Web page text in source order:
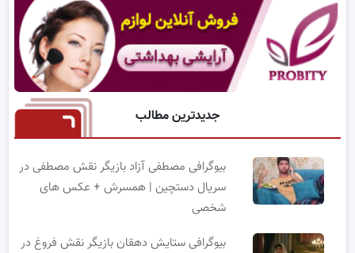
جدیدترین مطالب
بیوگرافی مصطفی آزاد بازیگر نقش مصطفی در
سریال دستچین | همسرش + عکس های
شخصی
بیوگرافی ستایش دهقان بازیگر نقش فروغ در